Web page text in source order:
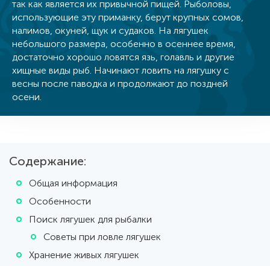
так как является их привычной пищей. Рыболовы,
использующие эту приманку, берут крупных сомов,
налимов, окуней, щук и судаков. На лягушек
небольшого размера, особенно в осеннее время,
достаточно хорошо ловятся язь, голавль и другие
хищные виды рыб. Начинают ловить на лягушку с
весны после паводка и продолжают до поздней
осени.
Содержание:
Общая информация
Особенности
Поиск лягушек для рыбалки
Советы при ловле лягушек
Хранение живых лягушек